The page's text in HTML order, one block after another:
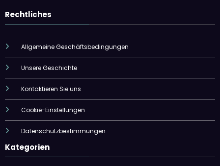
Rechtliches
Allgemeine Geschäftsbedingungen
Unsere Geschichte
Kontaktieren Sie uns
Cookie-Einstellungen
Datenschutzbestimmungen
Kategorien